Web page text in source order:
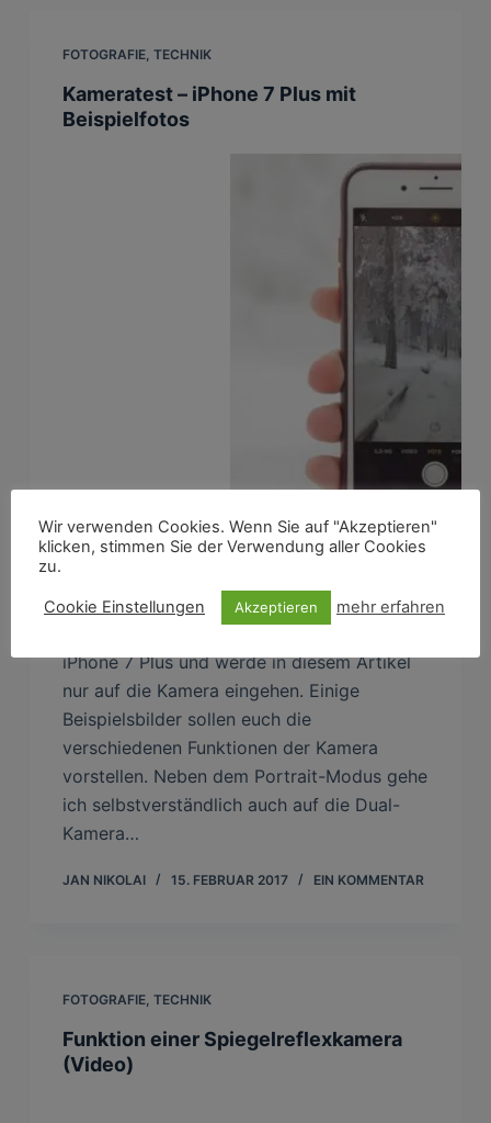
FOTOGRAFIE, TECHNIK
Kameratest – iPhone 7 Plus mit
Beispielfotos
iPhone 7 Plus und werde in diesem Artikel
nur auf die Kamera eingehen. Einige
Beispielsbilder sollen euch die
verschiedenen Funktionen der Kamera
vorstellen. Neben dem Portrait-Modus gehe
ich selbstverständlich auch auf die Dual-
Kamera…
JAN NIKOLAI 15. FEBRUAR 2017 EIN KOMMENTAR
FOTOGRAFIE, TECHNIK
Funktion einer Spiegelreflexkamera
(Video)
Wir verwenden Cookies. Wenn Sie auf "Akzeptieren"
klicken, stimmen Sie der Verwendung aller Cookies
zu.
Cookie Einstellungen Akzeptieren mehr erfahren